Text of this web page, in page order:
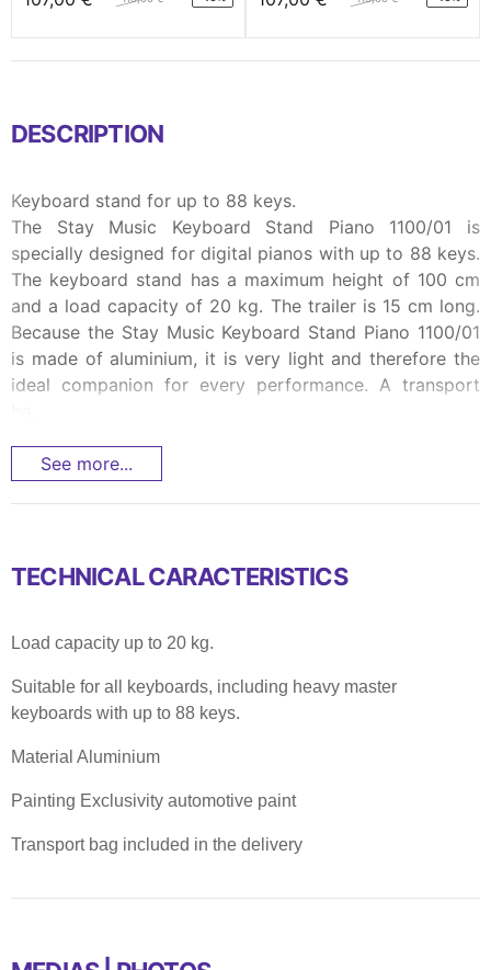
DESCRIPTION
Keyboard stand for up to 88 keys.
The Stay Music Keyboard Stand Piano 1100/01 is
specially designed for digital pianos with up to 88 keys.
The keyboard stand has a maximum height of 100 cm
and a load capacity of 20 kg. The trailer is 15 cm long.
Because the Stay Music Keyboard Stand Piano 1100/01
is made of aluminium, it is very light and therefore the
ideal companion for every performance. A transport
See more...
TECHNICAL CARACTERISTICS
Load capacity up to 20 kg.
Suitable for all keyboards, including heavy master
keyboards with up to 88 keys.
Material Aluminium
Painting Exclusivity automotive paint
Transport bag included in the delivery